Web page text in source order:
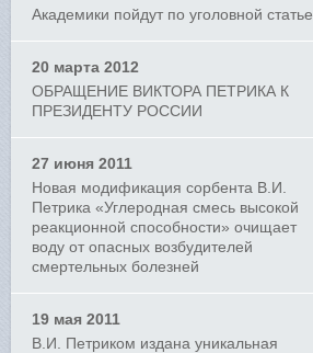
Академики пойдут по уголовной статье
20 марта 2012
ОБРАЩЕНИЕ ВИКТОРА ПЕТРИКА К
ПРЕЗИДЕНТУ РОССИИ
27 июня 2011
Новая модификация сорбента В.И.
Петрика «Углеродная смесь высокой
реакционной способности» очищает
воду от опасных возбудителей
смертельных болезней
19 мая 2011
В.И. Петриком издана уникальная